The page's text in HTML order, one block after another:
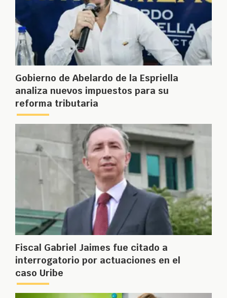
Gobierno de Abelardo de la Espriella
analiza nuevos impuestos para su
reforma tributaria
Fiscal Gabriel Jaimes fue citado a
interrogatorio por actuaciones en el
caso Uribe